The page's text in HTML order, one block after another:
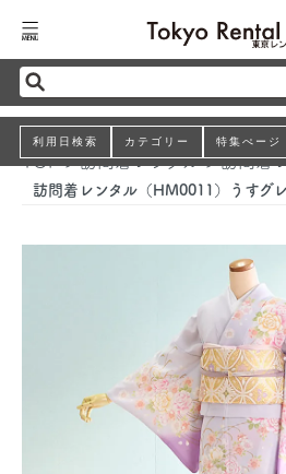
利用日検索 カテゴリー 特集ぺージ
TOP>訪問着レンタル>訪問着
訪問着レンタル（HM0011）うすグ